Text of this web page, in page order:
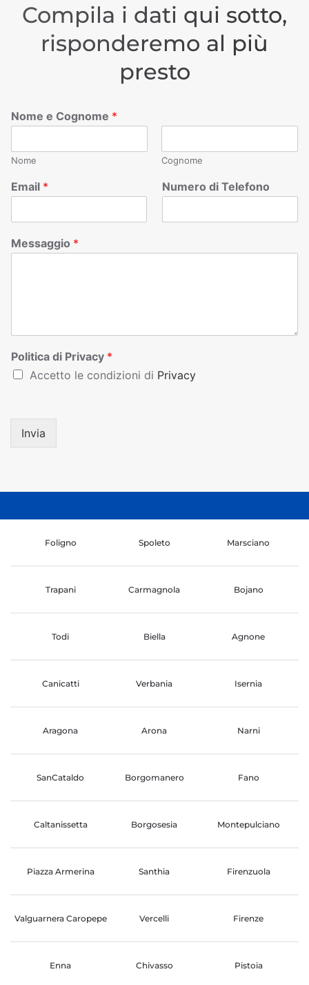
Compila i dati qui sotto,
risponderemo al più
presto
Nome e Cognome *
Nome Cognome
Email * Numero di Telefono
Messaggio *
Politica di Privacy *
Accetto le condizioni di Privacy
Invia
Foligno Spoleto Marsciano
Trapani Carmagnola Bojano
Todi Biella Agnone
Canicatti Verbania Isernia
Aragona Arona Narni
SanCataldo Borgomanero Fano
Caltanissetta Borgosesia Montepulciano
Piazza Armerina Santhia Firenzuola
Valguarnera Caropepe Vercelli Firenze
Enna Chivasso Pistoia